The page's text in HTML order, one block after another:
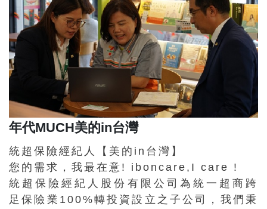
年代MUCH美的in台灣
統超保險經紀人【美的in台灣】
您的需求，我最在意! iboncare,I care !
統超保險經紀人股份有限公司為統一超商跨
足保險業100%轉投資設立之子公司，我們秉